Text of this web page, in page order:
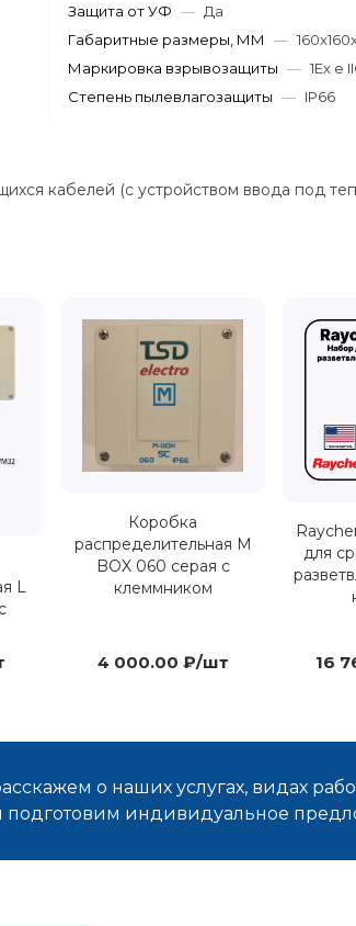
Защита от УФ — Да
Габаритные размеры, ММ
—
Маркировка взрывозащиты — 1Ex e
Степень пылевлагозащиты — IP66
кабелей (с устройством ввода под
L
Коробка
распределительная M
BOX 060 серая с
клеммником
4 000.00 ₽/шт
для
16
о наших услугах, видах
подготовим индивидуальное